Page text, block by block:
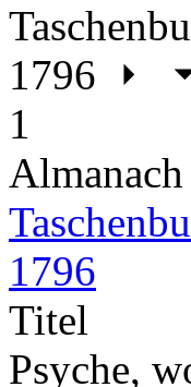
1796
1
Almanach
1796
Titel
Psyche,